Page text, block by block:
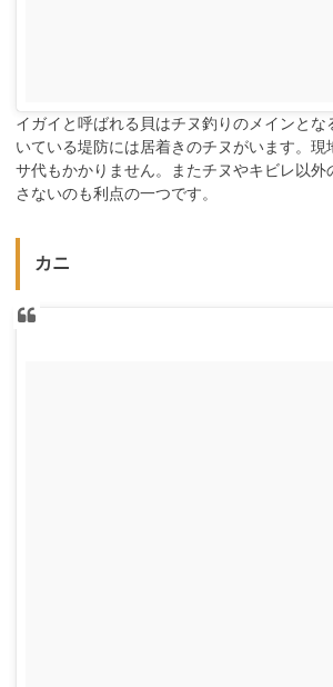
イガイと呼ばれる貝はチヌ釣りのメインとな
いている堤防には居着きのチヌがいます。現
サ代もかかりません。またチヌやキビレ以外
さないのも利点の一つです。
カニ